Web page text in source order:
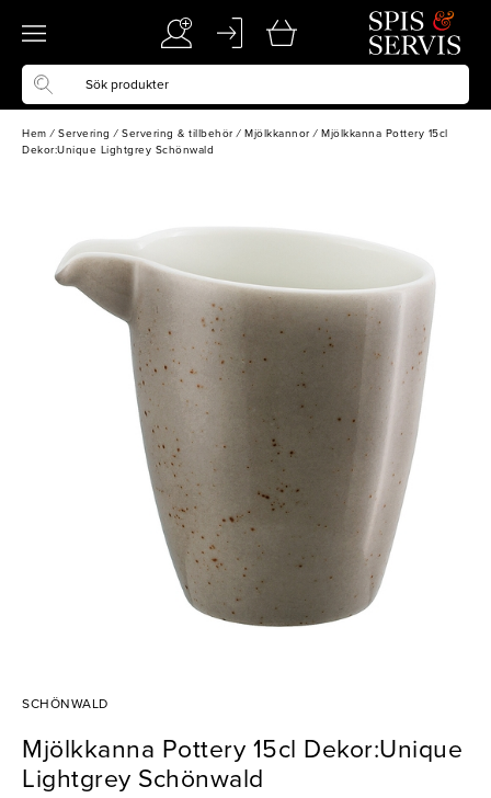
Hem / Servering / Servering & tillbehör / Mjölkkannor / Mjölkkanna Pottery 15cl
Dekor:Unique Lightgrey Schönwald
SCHÖNWALD
Mjölkkanna Pottery 15cl Dekor:Unique
Lightgrey Schönwald